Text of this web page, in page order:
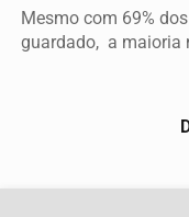
Mesmo com 69%
guardado, a maioria